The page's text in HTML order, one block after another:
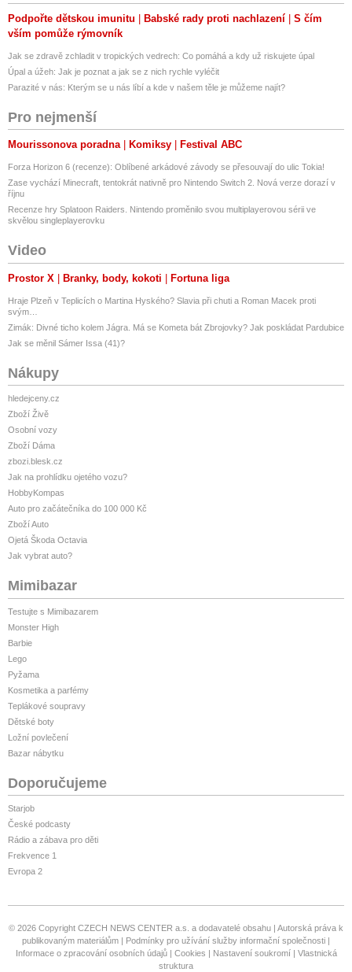
Podpořte dětskou imunitu Babské rady proti nachlazení
S čím
vším pomůže rýmovník
Jak se zdravě zchladit v tropických vedrech: Co pomáhá a kdy už riskujete úpal
Úpal a úžeh: Jak je poznat a jak se z nich rychle vyléčit
Parazité v nás: Kterým se u nás líbí a kde v našem těle je můžeme najít?
Pro nejmenší
Mourissonova poradna Komiksy Festival ABC
Forza Horizon 6 (recenze): Oblíbené arkádové závody se přesouvají do ulic Tokia!
Zase vychází Minecraft, tentokrát nativně pro Nintendo Switch 2. Nová verze dorazí v
říjnu
Recenze hry Splatoon Raiders. Nintendo proměnilo svou multiplayerovou sérii ve
skvělou singleplayerovku
Video
Prostor X Branky, body, kokoti Fortuna liga
Hraje Plzeň v Teplicích o Martina Hyského? Slavia při chuti a Roman Macek proti
svým…
Zimák: Divné ticho kolem Jágra. Má se Kometa bát Zbrojovky? Jak poskládat Pardubice
Jak se měnil Sámer Issa (41)?
Nákupy
hledejceny.cz
Zboží Živě
Osobní vozy
Zboží Dáma
zbozi.blesk.cz
Jak na prohlídku ojetého vozu?
HobbyKompas
Auto pro začátečníka do 100 000 Kč
Zboží Auto
Ojetá Škoda Octavia
Jak vybrat auto?
Mimibazar
Testujte s Mimibazarem
Monster High
Barbie
Lego
Pyžama
Kosmetika a parfémy
Teplákové soupravy
Dětské boty
Ložní povlečení
Bazar nábytku
Doporučujeme
Starjob
České podcasty
Rádio a zábava pro děti
Frekvence 1
Evropa 2
© 2026 Copyright CZECH NEWS CENTER a.s. a dodavatelé obsahu
Autorská práva k
publikovaným materiálům
Podmínky pro užívání služby informační společnosti
Informace o zpracování osobních údajů
Cookies Nastavení soukromí
Vlastnická
struktura